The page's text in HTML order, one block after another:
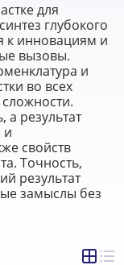
для
глубокого
к инновациям и
вызовы.
и
во всех
а результат
и
свойств
Точность,
результат
замыслы без